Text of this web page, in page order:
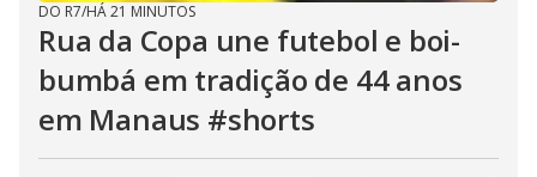
DO R7/HÁ 21 MINUTOS
Rua da Copa une futebol e boi-
bumbá em tradição de 44 anos
em Manaus #shorts